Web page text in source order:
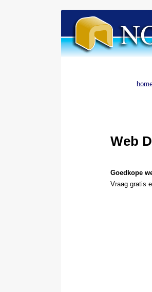
Web
Goedkope
Vraag gratis